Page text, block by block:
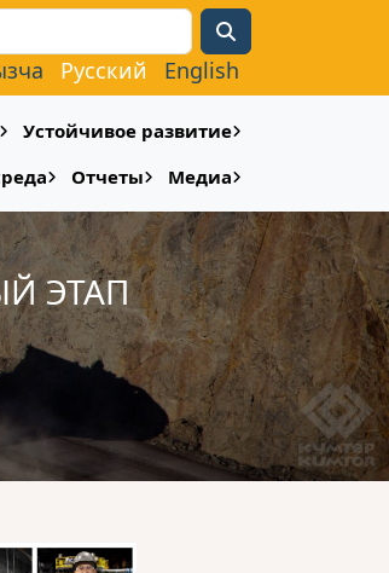
Search
Русский English
Устойчивое развитие
Отчеты Медиа
ЭТАП